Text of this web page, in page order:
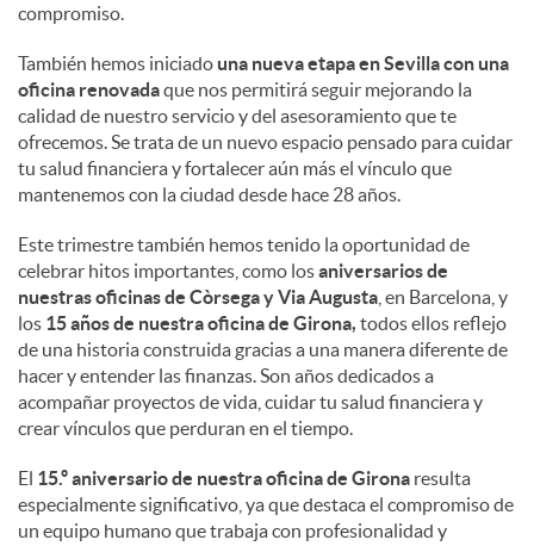
compromiso.
También hemos iniciado una nueva etapa en Sevilla con una
oficina renovadaque nos permitirá seguir mejorando la
calidad de nuestro servicio y del asesoramiento que te
ofrecemos. Se trata de un nuevo espacio pensado para cuidar
tu salud financiera y fortalecer aún más el vínculo que
mantenemos con la ciudad desde hace 28 años.
Este trimestre también hemos tenido la oportunidad de
celebrar hitos importantes, como losaniversarios de
nuestras oficinas de Còrsega y Via Augusta , en Barcelona, y
los 15 años de nuestra oficina de Girona, todos ellos reflejo
de una historia construida gracias a una manera diferente de
hacer y entender las finanzas. Son años dedicados a
acompañar proyectos de vida, cuidar tu salud financiera y
crear vínculos que perduran en el tiempo.
El 15.º aniversario de nuestra oficina de Girona resulta
especialmente significativo, ya que destaca el compromiso de
un equipo humano que trabaja con profesionalidad y